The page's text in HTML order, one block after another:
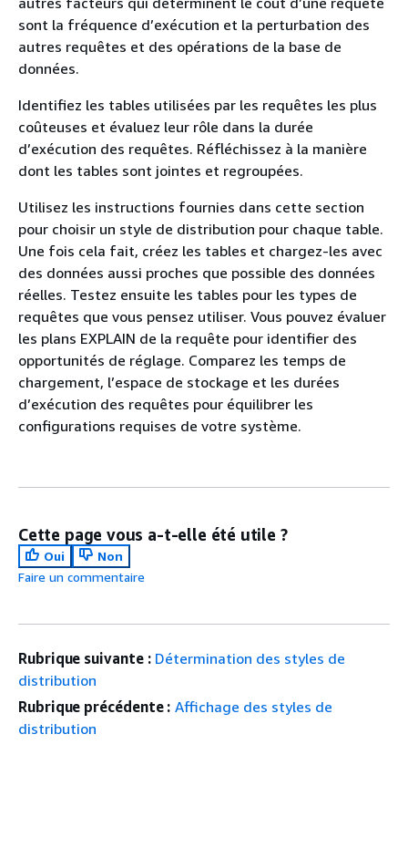
sont la fréquence d’exécution et la perturbation des
autres requêtes et des opérations de la base de
données.
Identifiez les tables utilisées par les requêtes les plus
coûteuses et évaluez leur rôle dans la durée
d’exécution des requêtes. Réfléchissez à la manière
dont les tables sont jointes et regroupées.
Utilisez les instructions fournies dans cette section
pour choisir un style de distribution pour chaque table.
Une fois cela fait, créez les tables et chargez-les avec
des données aussi proches que possible des données
réelles. Testez ensuite les tables pour les types de
requêtes que vous pensez utiliser. Vous pouvez évaluer
les plans EXPLAIN de la requête pour identifier des
opportunités de réglage. Comparez les temps de
chargement, l’espace de stockage et les durées
d’exécution des requêtes pour équilibrer les
configurations requises de votre système.
Cette page vous a-t-elle été utile ?
Oui
Non
Faire un commentaire
Rubrique suivante : Détermination des styles de
distribution
Rubrique précédente : Affichage des styles de
distribution